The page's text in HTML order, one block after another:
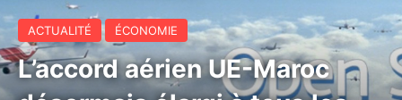
ACTUALITÉ ÉCONOMIE
L’accord aérien UE-Maroc